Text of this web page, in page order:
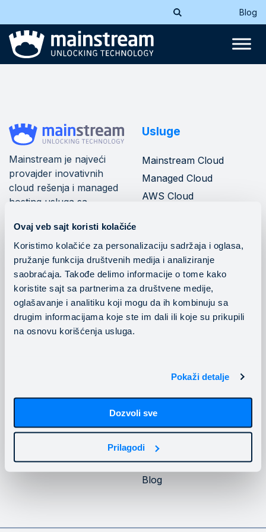
Ovaj veb sajt koristi kolačiće
Koristimo kolačiće za personalizaciju sadržaja i oglasa,
pružanje funkcija društvenih medija i analiziranje
saobraćaja. Takođe delimo informacije o tome kako
koristite sajt sa partnerima za društvene medije,
oglašavanje i analitiku koji mogu da ih kombinuju sa
drugim informacijama koje ste im dali ili koje su prikupili
na osnovu korišćenja usluga.
Pokaži detalje
Dozvoli sve
Prilagodi
Blog
Mainstream je najveći
provajder inovativnih
cloud rešenja i managed
hosting usluga sa
centara u jugoistočnoj
Evropi.
Pratite nas
Usluge
Mainstream Cloud
Managed Cloud
AWS Cloud
cloud
DevOps operacije
Konsalting usluge
Politika privatnosti
O Mainstream-u
Upoznajte Mainstream
infrastrukturu
Naši klijenti
Karijera
Blog